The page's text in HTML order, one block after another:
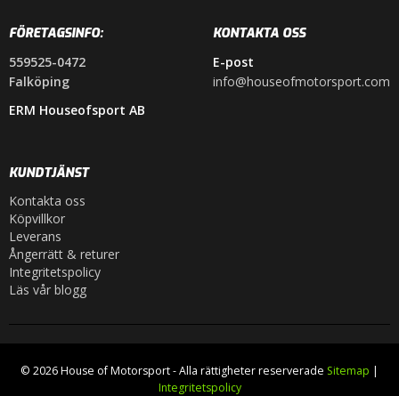
FÖRETAGSINFO:
559525-0472
Falköping
ERM Houseofsport AB
KONTAKTA OSS
E-post
info@houseofmotorsport.com
KUNDTJÄNST
Kontakta oss
Köpvillkor
Leverans
Ångerrätt & returer
Integritetspolicy
Läs vår blogg
© 2026 House of Motorsport - Alla rättigheter reserverade Sitemap |
Integritetspolicy